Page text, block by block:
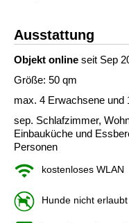
Ausstattung
Objekt online seit Sep
Größe: 50 qm
max. 4 Erwachsene und
sep. Schlafzimmer,
Einbauküche und
Personen
kostenloses WLAN
Hunde nicht erlaubt